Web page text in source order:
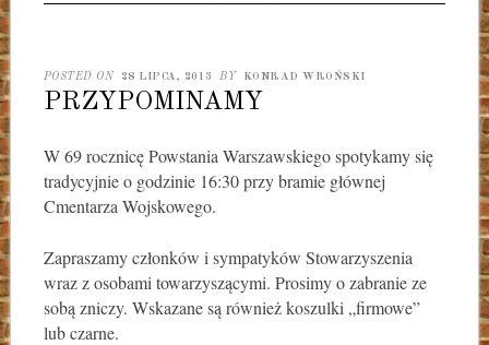
POSTED ON 28 LIPCA, 2013 BY KONRAD WROŃSKI
PRZYPOMINAMY
W 69 rocznicę Powstania Warszawskiego spotykamy się
tradycyjnie o godzinie 16:30 przy bramie głównej
Cmentarza Wojskowego.
Zapraszamy członków i sympatyków Stowarzyszenia
wraz z osobami towarzyszącymi. Prosimy o zabranie ze
sobą zniczy. Wskazane są również koszulki „firmowe”
lub czarne.